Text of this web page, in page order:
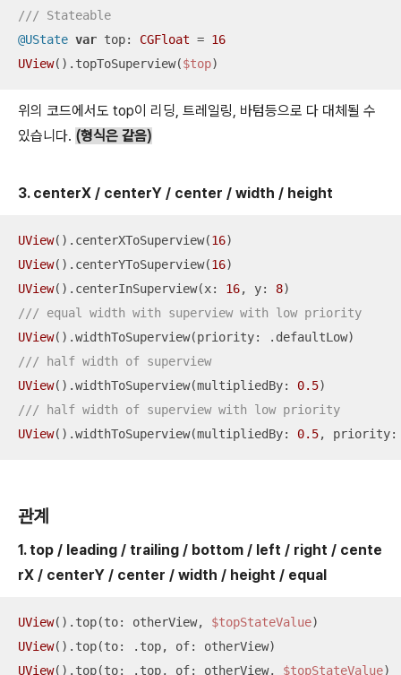
/// Stateable
@UState var top: CGFloat = 16
UView().topToSuperview($top)
위의 코드에서도 top이 리딩, 트레일링, 바텀등으로 다 대체될 수
있습니다. (형식은 같음)
3. centerX / centerY / center / width / height
UView().centerXToSuperview(16
UView().centerYToSuperview(16
UView().centerInSuperview(x: 16, y: 8
/// equal width with superview with low priority
UView
/// half width of superview
UView().widthToSuperview(multipliedBy: 0.5
/// half width of superview with low priority
UView().widthToSuperview(multipliedBy: 0.5, priority:
관계
1. top / leading / trailing / bottom / left / right / cente
rX / centerY / center / width / height / equal
UView().top(to: otherView, $topStateValue
UView
UView().top(to: .top, of: otherView, $topStateValue